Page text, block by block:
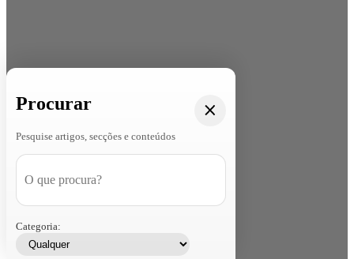
Procurar
Pesquise artigos, secções e conteúdos
Categoria: